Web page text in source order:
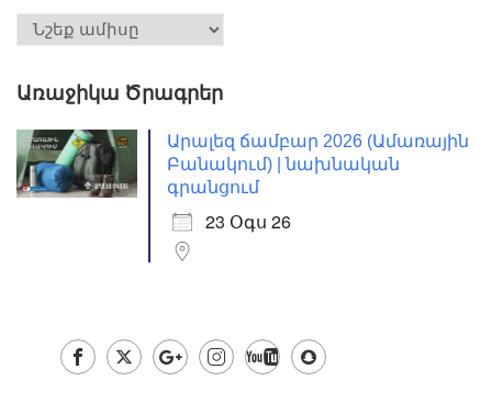
Առաջիկա Ծրագրեր
Արալեզ ճամբար 2026 (Ամառային
Բանակում) | նախնական
գրանցում
23 Օգս 26